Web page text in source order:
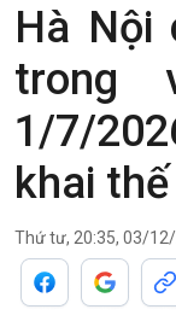
Giới thiệu
Hà Nội
trong
1/7/
khai
Thứ tư, 20:35, 03/